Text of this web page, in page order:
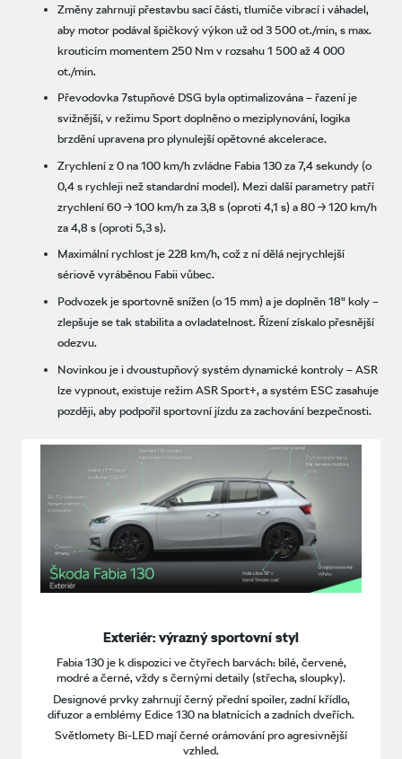
Změny zahrnují přestavbu sací části, tlumiče vibrací i váhadel,
aby motor podával špičkový výkon už od 3 500 ot./min, s max.
krouticím momentem 250 Nm v rozsahu 1 500 až 4 000
ot./min.
Převodovka 7stupňové DSG byla optimalizována – řazení je
svižnější, v režimu Sport doplněno o meziplynování, logika
brzdění upravena pro plynulejší opětovné akcelerace.
Zrychlení z 0 na 100 km/h zvládne Fabia 130 za 7,4 sekundy (o
0,4 s rychleji než standardní model). Mezi další parametry patří
zrychlení 60 → 100 km/h za 3,8 s (oproti 4,1 s) a 80 → 120 km/h
za 4,8 s (oproti 5,3 s).
Maximální rychlost je 228 km/h, což z ní dělá nejrychlejší
sériově vyráběnou Fabii vůbec.
Podvozek je sportovně snížen (o 15 mm) a je doplněn 18" koly –
zlepšuje se tak stabilita a ovladatelnost. Řízení získalo přesnější
odezvu.
Novinkou je i dvoustupňový systém dynamické kontroly – ASR
lze vypnout, existuje režim ASR Sport+, a systém ESC zasahuje
později, aby podpořil sportovní jízdu za zachování bezpečnosti.
Exteriér: výrazný sportovní styl
Fabia 130 je k dispozici ve čtyřech barvách: bílé, červené,
modré a černé, vždy s černými detaily (střecha, sloupky).
Designové prvky zahrnují černý přední spoiler, zadní křídlo,
difuzor a emblémy Edice 130 na blatnících a zadních dveřích.
Světlomety Bi-LED mají černé orámování pro agresivnější
vzhled.